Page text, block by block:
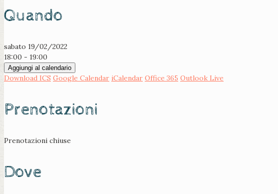
Quando
sabato 19/02/2022
18:00 - 19:00
Aggiungi al calendario
Download ICS Google Calendar iCalendar Office 365 Outlook Live
Prenotazioni
Prenotazioni chiuse
Dove